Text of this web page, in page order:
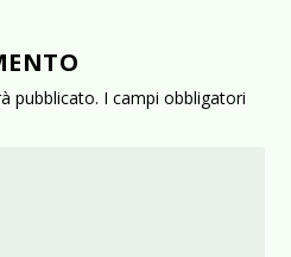
pubblicato. I campi obbligatori